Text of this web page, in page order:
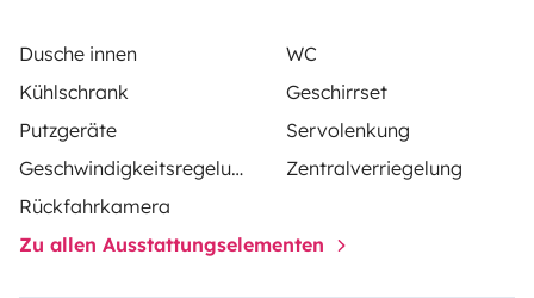
Dusche innen
WC
Kühlschrank
Geschirrset
Putzgeräte
Servolenkung
Geschwindigkeitsregelung
Zentralverriegelung
Rückfahrkamera
Zu allen Ausstattungselementen